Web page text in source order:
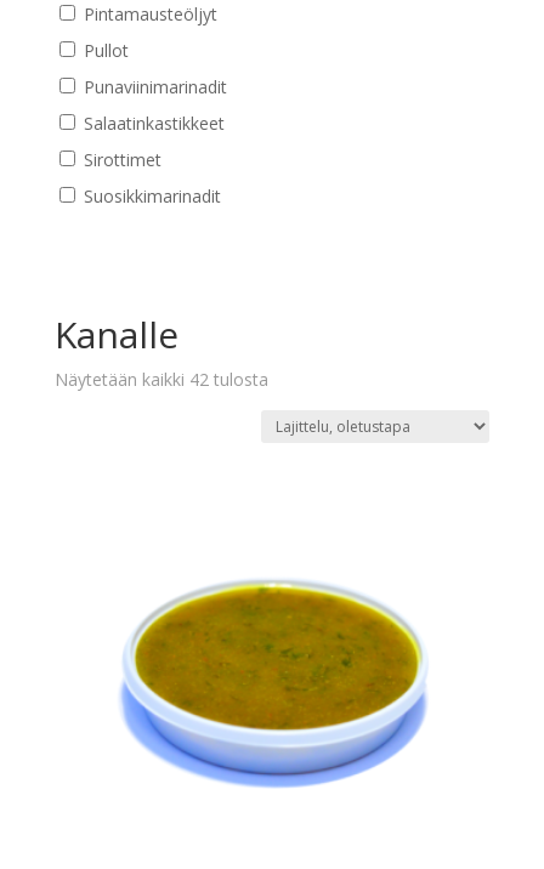
Kanalle
Näytetään kaikki 42 tulosta
Pintamausteöljyt
Pullot
Punaviinimarinadit
Salaatinkastikkeet
Sirottimet
Suosikkimarinadit